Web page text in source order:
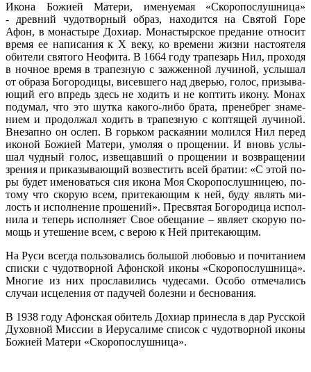
Ико­на Бо­жи­ей Ма­те­ри, име­ну­е­мая «Ско­ро­по­слуш­ни­ца»
- древ­ний чу­до­твор­ный об­раз, на­хо­дит­ся на Свя­той Го­ре
Афон, в мо­на­сты­ре До­хи­ар. Мо­на­стыр­ское пре­да­ние от­но­сит
вре­мя ее на­пи­са­ния к Х ве­ку, ко вре­ме­ни жиз­ни на­сто­я­те­ля
оби­те­ли свя­то­го Нео­фи­та. В 1664 го­ду тра­пе­зарь Нил, про­хо­дя
в ноч­ное вре­мя в тра­пез­ную с за­жжен­ной лу­чи­ной, услы­шал
от об­ра­за Бо­го­ро­ди­цы, ви­сев­ше­го над две­рью, го­лос, при­зы­ва­
ю­щий его впредь здесь не хо­дить и не коп­тить ико­ну. Мо­нах
по­ду­мал, что это шут­ка ка­ко­го-ли­бо бра­та, пре­не­брег зна­ме­
ни­ем и про­дол­жал хо­дить в тра­пез­ную с коп­тя­щей лу­чи­ной.
Вне­зап­но он ослеп. В горь­ком рас­ка­я­нии мо­лил­ся Нил пе­ред
ико­ной Бо­жи­ей Ма­те­ри, умо­ляя о про­ще­нии. И вновь услы­
шал чуд­ный го­лос, из­ве­щав­ший о про­ще­нии и воз­вра­ще­нии
зре­ния и при­ка­зы­ва­ю­щий воз­ве­стить всей бра­тии: «С этой по­
ры бу­дет име­но­вать­ся сия ико­на Моя Ско­ро­по­слуш­ни­цею, по­
то­му что ско­рую всем, при­те­ка­ю­щим к ней, бу­ду яв­лять ми­
лость и ис­пол­не­ние про­ше­ний». Пре­свя­тая Бо­го­ро­ди­ца ис­пол­
ни­ла и те­перь ис­пол­ня­ет Свое обе­ща­ние – яв­ля­ет ско­рую по­
мощь и уте­ше­ние всем, с ве­рою к Ней при­те­ка­ю­щим.
На Ру­си все­гда поль­зо­ва­лись боль­шой лю­бо­вью и по­чи­та­ни­ем
спис­ки с чу­до­твор­ной Афон­ской ико­ны «Ско­ро­по­слуш­ни­ца».
Мно­гие из них про­сла­ви­лись чу­де­са­ми. Осо­бо от­ме­ча­лись
слу­чаи ис­це­ле­ния от па­ду­чей бо­лез­ни и бес­но­ва­ния.
В 1938 го­ду Афон­ская оби­тель До­хи­ар при­нес­ла в дар Рус­ской
Ду­хов­ной Мис­сии в Иеру­са­ли­ме спи­сок с чу­до­твор­ной ико­ны
Бо­жи­ей Ма­те­ри «Ско­ро­по­слуш­ни­ца».